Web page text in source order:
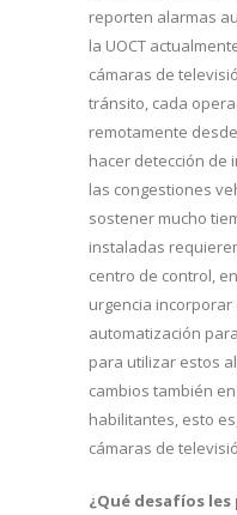
reporten alarmas
la UOCT
cámaras de
tránsito, cada
remotamente
hacer detección de
las congestiones
sostener mucho
instaladas
centro de control,
urgencia
automatización
para utilizar estos
cambios también
habilitantes, esto
cámaras de
¿Qué desafíos les